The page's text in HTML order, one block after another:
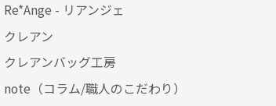
Re*Ange - リアンジェ
クレアン
クレアンバッグ工房
note（コラム/職人のこだわり）